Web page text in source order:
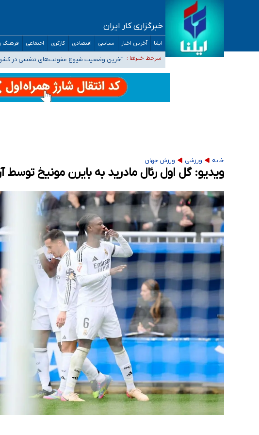
خبرگزاری کار ایران
ایلنا آخرین اخبار سیاسی اقتصادی کارگری اجتماعی فرهنگ
سرخط خبرها :
تعویق آزمون ورودی دکترای تخصصی فرماندهی صحنه عملیات
خبرنگاران راویان حقیقت با دغدغه نان، مسکن و بیمه
آخرین وضعیت شیوع عفونت‌های تنفسی در کشور/
هیچ پرستاری بازداشت یا اخراج نشده است/ از رئیس جمهور
ثبت‌نام بخش عمده دانش‌آموزان مدارس ایرانی امارات در
خانه ورزشی ورزش جهان
ویدیو: گل اول رئال مادرید به بایرن مونیخ توسط